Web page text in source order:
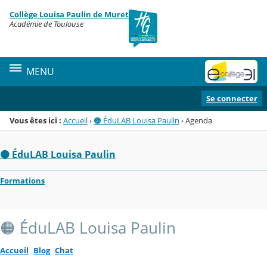
Menu de la rubrique
Contenu
Collège Louisa Paulin de Muret
Académie de Toulouse
MENU
Se connecter
Vous êtes ici : Accueil› 🟠 ÉduLAB Louisa Paulin ›Agenda
🟠 ÉduLAB Louisa Paulin
Formations
🟠 ÉduLAB Louisa Paulin
Accueil Blog Chat